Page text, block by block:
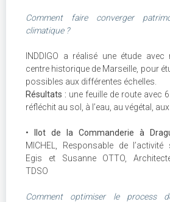
Comment faire converger
climatique ?
INDDIGO a réalisé une étude
centre historique de Marseille, pour
possibles aux différentes échelles.
Résultats : une feuille de route avec
réfléchit au sol, à l’eau, au végétal,
• Ilot de la Commanderie à
MICHEL, Responsable de l’activité
Egis et Susanne OTTO,
TDSO
Comment optimiser le process